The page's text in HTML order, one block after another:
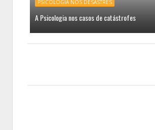
PSICOLOGIA NOS DESASTRES
A Psicologia nos casos de catástrofes